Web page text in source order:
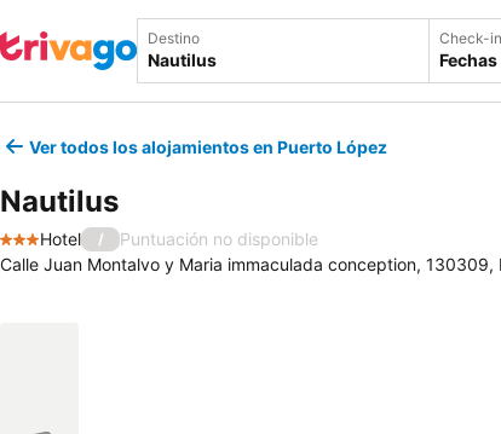
Destino Check-
Fechas
Ver todos los alojamientos en Puerto López
Nautilus
3 Estrellas
Hotel /
Puntuación no disponible
Calle Juan Montalvo y Maria immaculada conception, 130309,